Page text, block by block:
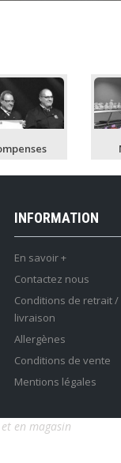
INFORMATION
En savoir +
Contactez nous
Conditions de retrait /
livraison
Allergènes
Conditions de vente
Mentions légales
en magasin